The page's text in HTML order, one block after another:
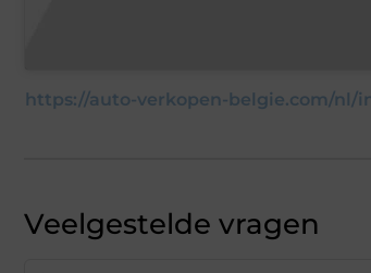
https://auto-verkopen-belgie.com/nl/
Veelgestelde vragen